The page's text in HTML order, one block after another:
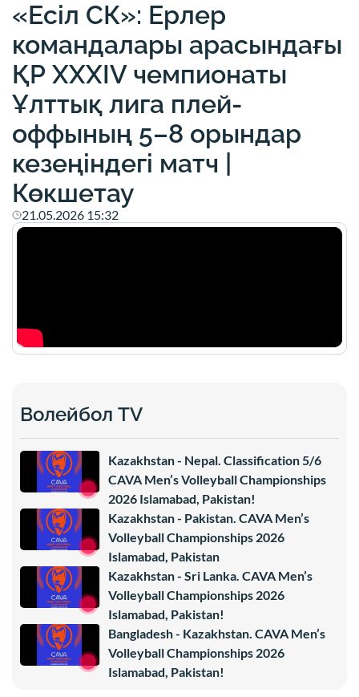
«Есіл СК»: Ерлер
командалары арасындағы
ҚР XXXIV чемпионаты
Ұлттық лига плей-
оффының 5–8 орындар
кезеңіндегі матч |
Көкшетау
21.05.2026 15:32
Волейбол TV
Kazakhstan - Nepal. Classification 5/6
CAVA Men’s Volleyball Championships
2026 Islamabad, Pakistan!
Kazakhstan - Pakistan. CAVA Men’s
Volleyball Championships 2026
Islamabad, Pakistan
Kazakhstan - Sri Lanka. CAVA Men’s
Volleyball Championships 2026
Islamabad, Pakistan!
Bangladesh - Kazakhstan. CAVA Men’s
Volleyball Championships 2026
Islamabad, Pakistan!